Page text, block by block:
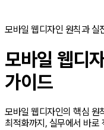
모바일 웹디자인 원칙과 실
모바일 웹디
가이드
모바일 웹디자인의 핵심 원
최적화까지, 실무에서 바로